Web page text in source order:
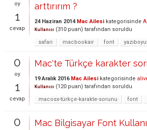
oy
1
cevap
arttırırım ?
24 Haziran 2014 Mac Ailesi kategorisinde
Kullanıcı (310 puan) tarafından soruldu
safari
macbookair font
0
oy
1
cevap
Mac'te Türkçe karakter
19 Aralık 2016 Mac Ailesi kategorisinde
Kullanıcı (120 puan) tarafından soruldu
macosx-türkçe-karakte-sorunu
font
0
Mac Bilgisayar Font